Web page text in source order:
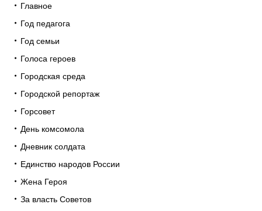
Главное
Год педагога
Год семьи
Голоса героев
Городская среда
Городской репортаж
Горсовет
День комсомола
Дневник солдата
Единство народов России
Жена Героя
За власть Советов